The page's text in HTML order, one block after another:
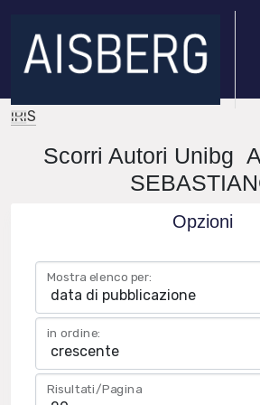
IRIS
Scorri Autori Unibg
Opzioni
Mostra elenco per:
in ordine:
Risultati/Pagina